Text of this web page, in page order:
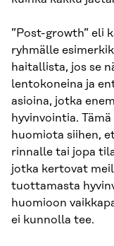
”Post-growth” eli
ryhmälle
haitallista, jos se
lentokoneina ja
asioina, jotka
hyvinvointia.
huomiota siihen,
rinnalle tai jopa
jotka kertovat
tuottamasta
huomioon
ei kunnolla tee.